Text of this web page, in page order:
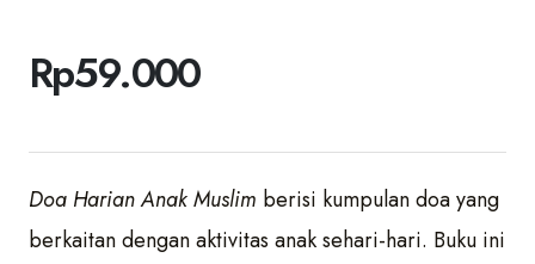
Rp59.000
Doa Harian Anak Muslim berisi kumpulan doa yang
berkaitan dengan aktivitas anak sehari-hari. Buku ini